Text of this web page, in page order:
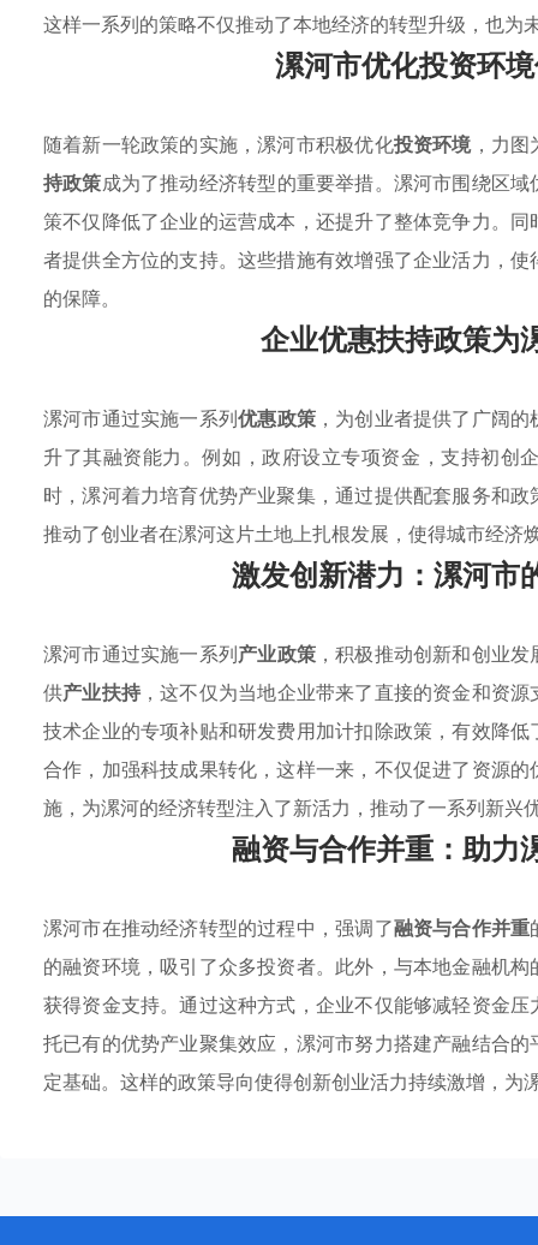
这样一系列的策略不仅推动了本地经济的转型升级，也为
漯河市优化投资环
随着新一轮政策的实施，漯河市积极优化投资环境，力图
持政策成为了推动经济转型的重要举措。漯河市围绕区
策不仅降低了企业的运营成本，还提升了整体竞争力。
者提供全方位的支持。这些措施有效增强了企业活力，
的保障。
企业优惠扶持政策为
漯河市通过实施一系列优惠政策，为创业者提供了广阔的
升了其融资能力。例如，政府设立专项资金，支持初创
时，漯河着力培育优势产业聚集，通过提供配套服务和
推动了创业者在漯河这片土地上扎根发展，使得城市经济
激发创新潜力：漯河市
漯河市通过实施一系列产业政策，积极推动创新和创业
供产业扶持 ，这不仅为当地企业带来了直接的资金和资
技术企业的专项补贴和研发费用加计扣除政策，有效降
合作，加强科技成果转化，这样一来，不仅促进了资源
施，为漯河的经济转型注入了新活力，推动了一系列新兴
融资与合作并重：助力
漯河市在推动经济转型的过程中，强调了融资与合作并重
的融资环境，吸引了众多投资者。此外，与本地金融机
获得资金支持。通过这种方式，企业不仅能够减轻资金
托已有的优势产业聚集效应，漯河市努力搭建产融结合
定基础。这样的政策导向使得创新创业活力持续激增，为